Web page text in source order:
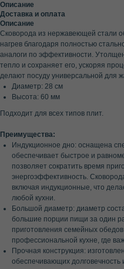
Описание
Доставка и оплата
Описание
Сковорода из нержавеющей стали
нагрев благодаря полностью
аналоги по эффективности.
тепло и сохраняет его, ускоряя
делают посуду универсальной для
Диаметр: 28 см
Высота: 60 мм
Подходит для всех типов плит.
Преимущества:
Индукционное дно: оснащена
обеспечивает быстрое и
позволяет сократить время
энергоэффективность.
включая индукционные, что
любой кухни.
Большой диаметр: диаметр
большие порции пищи за один
приготовления семейных
профессиональной кухне, где
Прочная конструкция:
обеспечивающих долговечность